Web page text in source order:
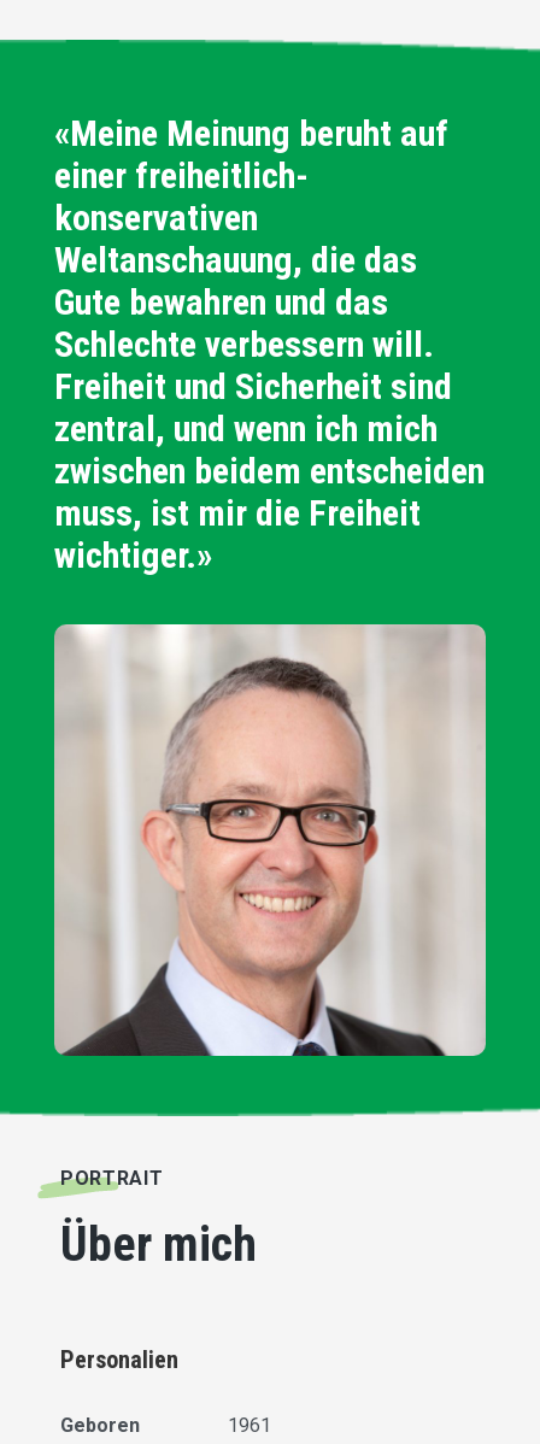
«Meine Meinung beruht auf
einer freiheitlich-
konservativen
Weltanschauung, die das
Gute bewahren und das
Schlechte verbessern will.
Freiheit und Sicherheit sind
zentral, und wenn ich mich
zwischen beidem entscheiden
muss, ist mir die Freiheit
wichtiger.»
PORTRAIT
Über mich
Personalien
Geboren
1961